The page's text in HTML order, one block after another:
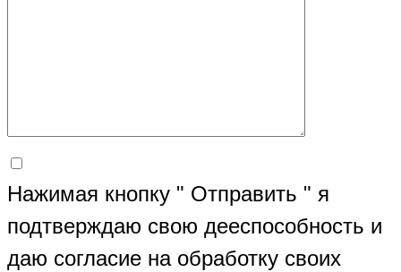
Нажимая кнопку " Отправить " я
подтверждаю свою дееспособность и
даю согласие на обработку своих